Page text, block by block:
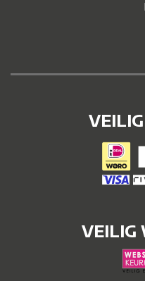
VEILIG